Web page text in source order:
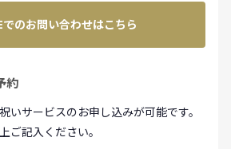
でのお問い合わせはこちら
約
いサービスのお申し込みが可能です。
ご記入ください。